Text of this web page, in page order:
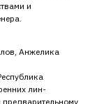
и
Анжелика
лин-